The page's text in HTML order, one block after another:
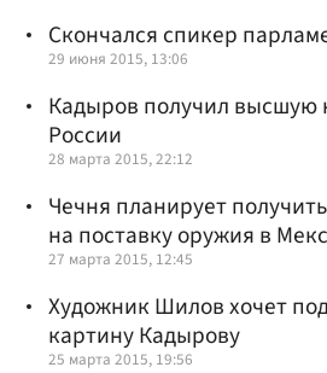
Скончался спикер
29 июня 2015, 13:06
Кадыров получил высшую
России
28 марта 2015, 22:12
Чечня планирует
на поставку оружия в
27 марта 2015, 12:45
Художник Шилов хочет
картину Кадырову
25 марта 2015, 19:56